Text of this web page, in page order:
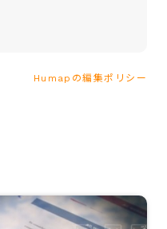
Humapの編集ポリシー